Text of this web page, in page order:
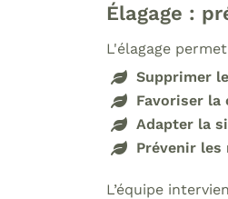
Élagage :
L'élagage
Supprimer
Favoriser la
Adapter la
Prévenir les
L’équipe